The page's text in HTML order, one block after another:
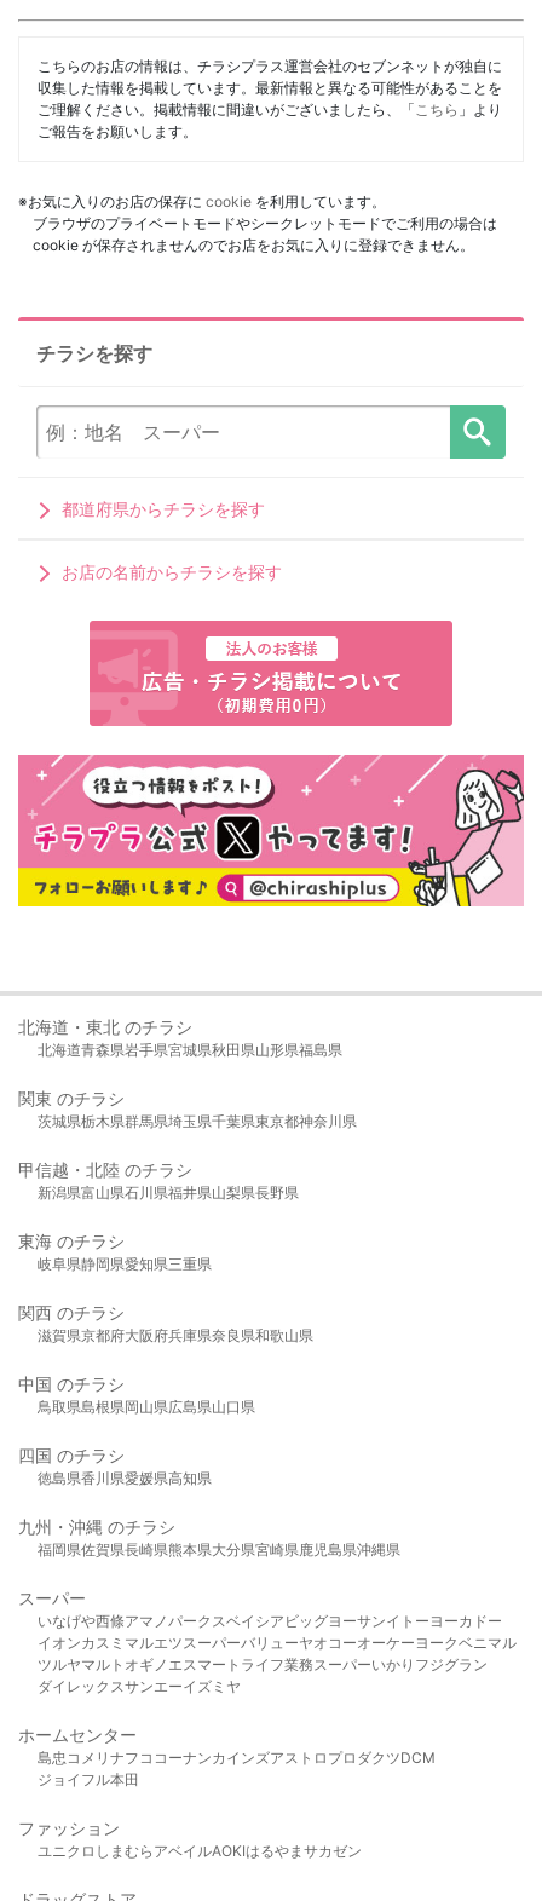
こちらのお店の情報は、チラシプラス運営会社のセブンネットが独自に
収集した情報を掲載しています。最新情報と異なる可能性があることを
ご理解ください。掲載情報に間違いがございましたら、「 こちら 」より
ご報告をお願いします。
※お気に入りのお店の保存に cookie を利用しています。
ブラウザのプライベートモードやシークレットモードでご利用の場合は
cookie が保存されませんのでお店をお気に入りに登録できません。
チラシを探す
都道府県からチラシを探す
お店の名前からチラシを探す
北海道・東北 のチラシ
北海道青森県岩手県宮城県秋田県山形県福島県
関東 のチラシ
茨城県栃木県群馬県埼玉県千葉県東京都神奈川県
甲信越・北陸 のチラシ
新潟県富山県石川県福井県山梨県長野県
東海 のチラシ
岐阜県静岡県愛知県三重県
関西 のチラシ
滋賀県京都府大阪府兵庫県奈良県和歌山県
中国 のチラシ
鳥取県島根県岡山県広島県山口県
四国 のチラシ
徳島県香川県愛媛県高知県
九州・沖縄 のチラシ
福岡県佐賀県長崎県熊本県大分県宮崎県鹿児島県沖縄県
スーパー
いなげや西條アマノパークスベイシア ビッグヨーサンイトーヨーカドー
イオンカスミ マルエツスーパーバリューヤオコーオーケー ヨークベニマル
ツルヤマルト オギノ エスマート ライフ業務スーパーいかり フジグラン
ダイレックスサンエーイズミヤ
ホームセンター
島忠 コメリ ナフコ コーナンカインズアストロプロダクツDCM
ジョイフル本田
ファッション
ユニクロ しまむら アベイルAOKIはるやま サカゼン